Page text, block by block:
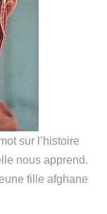
sur l’histoire
nous apprend.
fille afghane